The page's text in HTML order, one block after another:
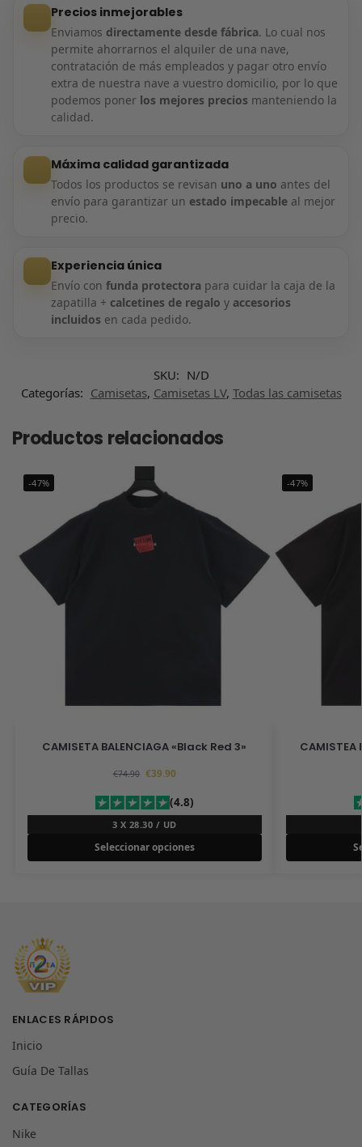
Precios inmejorables
Enviamos directamente desde fábrica. Lo cual nos
permite ahorrarnos el alquiler de una nave,
contratación de más empleados y pagar otro envío
extra de nuestra nave a vuestro domicilio, por lo que
podemos poner los mejores precios manteniendo la
calidad.
Máxima calidad garantizada
Todos los productos se revisan uno a uno antes del
envío para garantizar un estado impecableal mejor
precio.
Experiencia única
Envío con funda protectorapara cuidar la caja de la
zapatilla + calcetines de regalo y accesorios
incluidos en cada pedido.
SKU: N/D
Categorías: Camisetas, Camisetas LV, Todas las camisetas
Productos relacionados
-47%
CAMISETA BALENCIAGA «Black Red 3»
€74.90 €39.90
(4.8)
3 X 28.30 / UD
Seleccionar opciones
-47%
CAMISTEA
ENLACES RÁPIDOS
Inicio
Guía De Tallas
CATEGORÍAS
Nike